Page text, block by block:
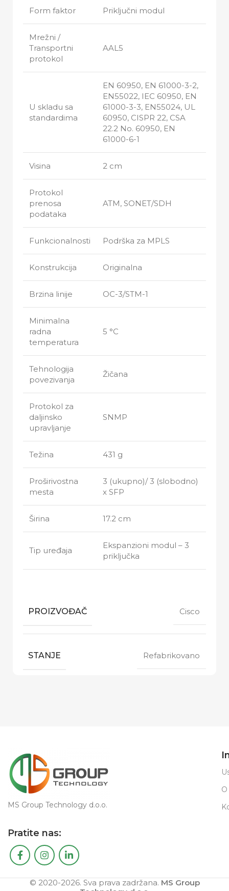
Form faktor Priključni modul
Mrežni /
Transportni
protokol
AAL5
U skladu sa
standardima
EN 60950, EN 61000-3-2,
EN55022, IEC 60950, EN
61000-3-3, EN55024, UL
60950, CISPR 22, CSA
22.2 No. 60950, EN
61000-6-1
Visina 2 cm
Protokol
prenosa
podataka
ATM, SONET/SDH
Funkcionalnosti Podrška za MPLS
Konstrukcija Originalna
Brzina linije OC-3/STM-1
Minimalna
radna
temperatura
5 °C
Tehnologija
povezivanja
Žičana
Protokol za
daljinsko
upravljanje
SNMP
Težina 431 g
Proširivostna
mesta
3 (ukupno)/ 3 (slobodno)
x SFP
Širina 17.2 cm
Tip uređaja
Ekspanzioni modul – 3
priključka
PROIZVOĐAČ Cisco
STANJE Refabrikovano
MS Group Technology d.o.o.
Pratite nas:
© 2020-2026. Sva prava zadržana. MS Group